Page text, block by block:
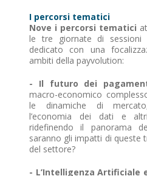
I percorsi tematici
Nove i percorsi tematici
le tre giornate di sessioni
dedicato con una
ambiti della payvolution:
- Il futuro dei
macro-economico
le dinamiche di
l’economia dei dati e
ridefinendo il panorama
saranno gli impatti di queste
del settore?
- L’Intelligenza Artificiale